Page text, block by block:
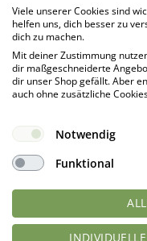
Blech
Backpapier
gleichmäßig
Viele unserer Cookies sind
helfen uns, dich besser zu
dich zu machen.
Mit deiner Zustimmung
dir maßgeschneiderte
dir unser Shop gefällt. Aber
auch ohne zusätzliche
Notwendig
Funktional